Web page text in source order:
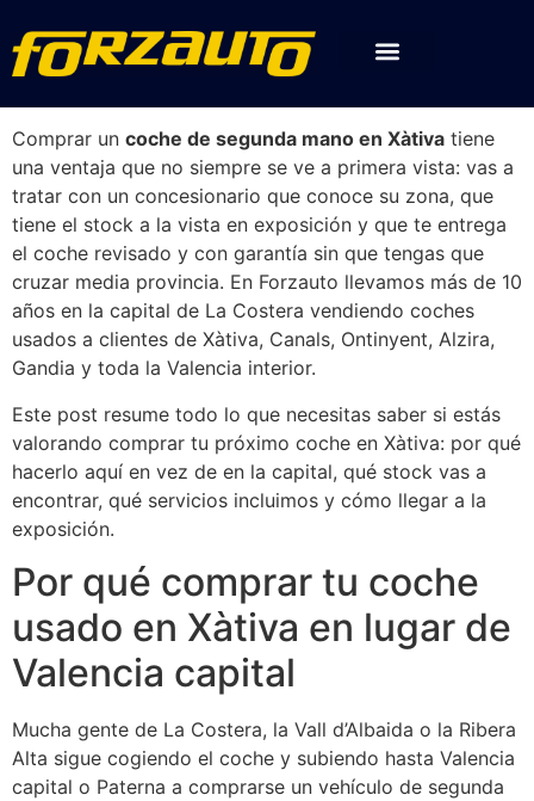
Comprar un coche de segunda mano en Xàtiva tiene
una ventaja que no siempre se ve a primera vista: vas a
tratar con un concesionario que conoce su zona, que
tiene el stock a la vista en exposición y que te entrega
el coche revisado y con garantía sin que tengas que
cruzar media provincia. En Forzauto llevamos más de 10
años en la capital de La Costera vendiendo coches
usados a clientes de Xàtiva, Canals, Ontinyent, Alzira,
Gandia y toda la Valencia interior.
Este post resume todo lo que necesitas saber si estás
valorando comprar tu próximo coche en Xàtiva: por qué
hacerlo aquí en vez de en la capital, qué stock vas a
encontrar, qué servicios incluimos y cómo llegar a la
exposición.
Por qué comprar tu coche
usado en Xàtiva en lugar de
Valencia capital
Mucha gente de La Costera, la Vall d’Albaida o la Ribera
Alta sigue cogiendo el coche y subiendo hasta Valencia
capital o Paterna a comprarse un vehículo de segunda